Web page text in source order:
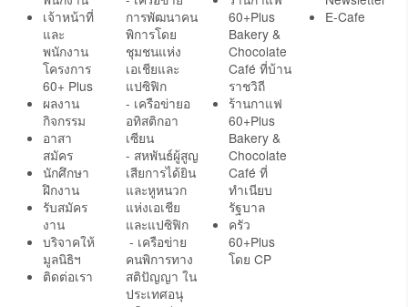
เจ้าหน้าที่
และ
พนักงาน
โครงการ
60+ Plus
ผลงาน
กิจกรรม
อาสา
สมัคร
นักศึกษา
ฝึกงาน
รับสมัคร
งาน
บริจาคให้
มูลนิธิฯ
ติดต่อเรา
การพัฒนาคน
พิการโดย
ชุมชนแห่ง
เอเชียและ
แปซิฟิก
- เครือข่ายอ
อทิสติกอา
เซียน
- สหพันธ์ผู้สูญ
เสียการได้ยิน
และหูหนวก
แห่งเอเชีย
และแปซิฟิก
- เครือข่าย
คนพิการทาง
สติปัญญา ใน
ประเทศอนุ
60+Plus
Bakery &
Chocolate
Café ที่บ้าน
ราชวิถี
ร้านกาแฟ
60+Plus
Bakery &
Chocolate
Café ที่
ทำเนียบ
รัฐบาล
ครัว
60+Plus
โดย CP
E-Cafe